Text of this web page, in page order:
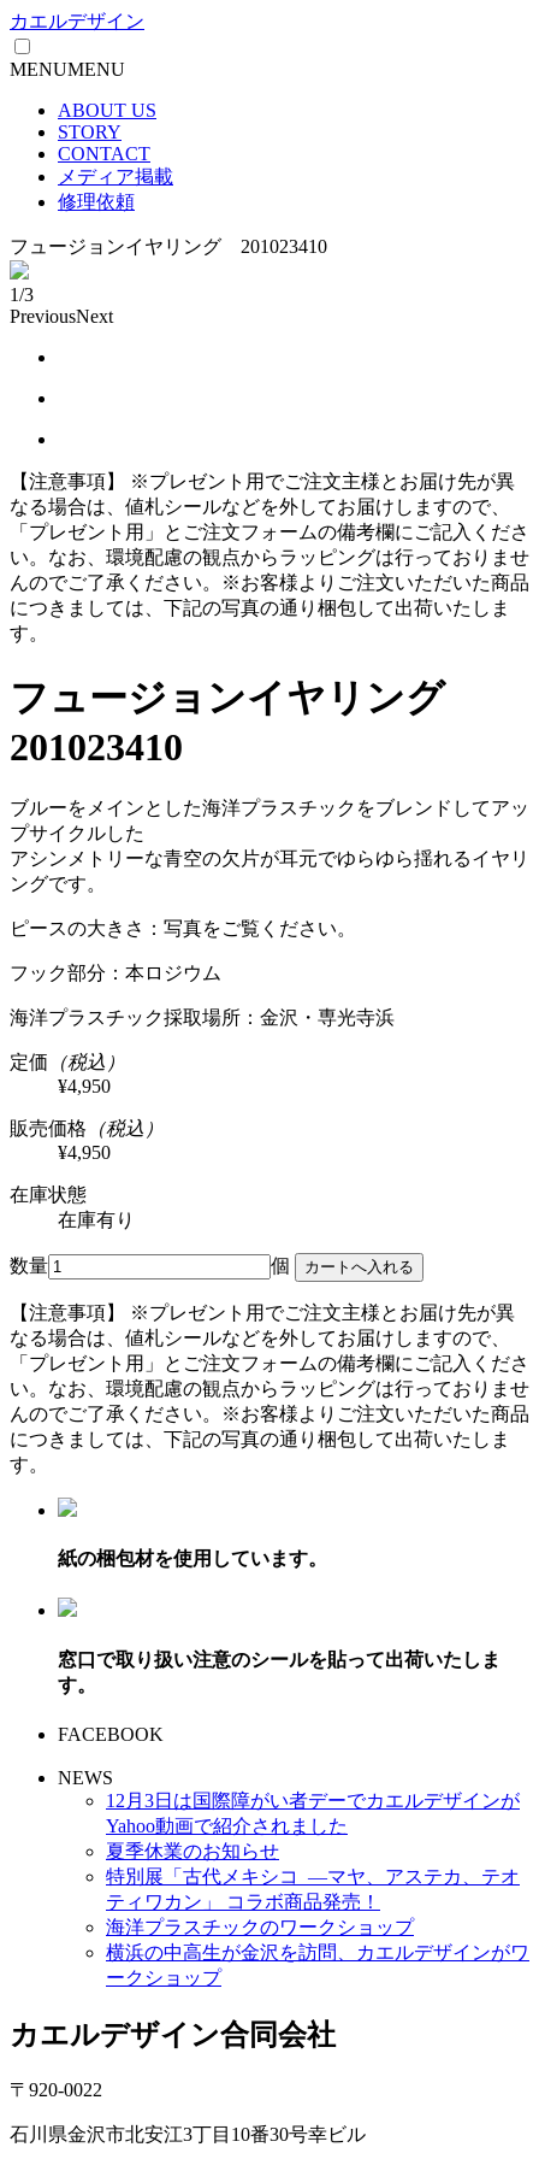
カエルデザイン
MENUMENU
ABOUT US
STORY
CONTACT
メディア掲載
修理依頼
フュージョンイヤリング 201023410
1/3
PreviousNext
【注意事項】
※プレゼント用でご注文主様とお届け先が異
なる場合は、値札シールなどを外してお届けしますので、
「プレゼント用」とご注文フォームの備考欄にご記入くださ
い。 なお、環境配慮の観点からラッピングは行っておりませ
んのでご了承ください。
※お客様よりご注文いただいた商品
につきましては、下記の写真の通り梱包して出荷いたしま
す。
フュージョンイヤリング
201023410
ブルーをメインとした海洋プラスチックをブレンドしてアッ
プサイクルした
アシンメトリーな青空の欠片が耳元でゆらゆら揺れるイヤリ
ングです。
ピースの大きさ：写真をご覧ください。
フック部分：本ロジウム
海洋プラスチック採取場所：金沢・専光寺浜
定価 （税込）
¥4,950
販売価格 （税込）
¥4,950
在庫状態
在庫有り
数量 個
【注意事項】
※プレゼント用でご注文主様とお届け先が異
なる場合は、値札シールなどを外してお届けしますので、
「プレゼント用」とご注文フォームの備考欄にご記入くださ
い。 なお、環境配慮の観点からラッピングは行っておりませ
んのでご了承ください。
※お客様よりご注文いただいた商品
につきましては、下記の写真の通り梱包して出荷いたしま
す。
紙の梱包材を使用しています。
窓口で取り扱い注意のシールを貼って出荷いたしま
す。
FACEBOOK
NEWS
12月3日は国際障がい者デーでカエルデザインが
Yahoo動画で紹介されました
夏季休業のお知らせ
特別展「古代メキシコ ―マヤ、アステカ、テオ
ティワカン」 コラボ商品発売！
海洋プラスチックのワークショップ
横浜の中高生が金沢を訪問、カエルデザインがワ
ークショップ
カエルデザイン合同会社
〒920-0022
石川県金沢市北安江3丁目10番30号幸ビル